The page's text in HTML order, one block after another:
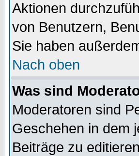
Aktionen
von Benutzern,
Sie haben
Nach oben
Was sind
Moderatoren sind
Geschehen in dem
Beiträge zu